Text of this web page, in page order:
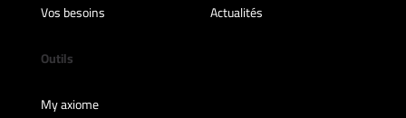
Vos besoins
Actualités
Outils
My axiome